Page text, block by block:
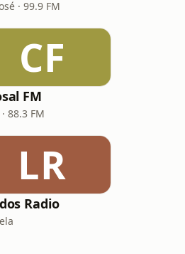
· 99.9 FM
CF
FM
88.3 FM
LR
Radio